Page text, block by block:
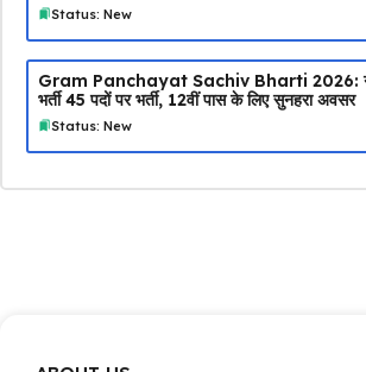
Status: New
Gram Panchayat Sachiv Bharti 2026:
भर्ती 45 पदों पर भर्ती, 12वीं पास के लिए सुनहरा अवसर
Status: New